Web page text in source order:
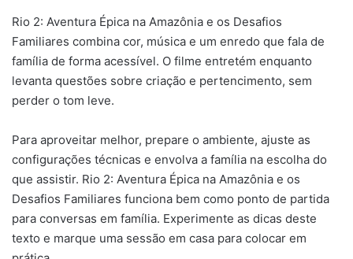
Rio 2: Aventura Épica na Amazônia e os Desafios
Familiares combina cor, música e um enredo que fala de
família de forma acessível. O filme entretém enquanto
levanta questões sobre criação e pertencimento, sem
perder o tom leve.
Para aproveitar melhor, prepare o ambiente, ajuste as
configurações técnicas e envolva a família na escolha do
que assistir. Rio 2: Aventura Épica na Amazônia e os
Desafios Familiares funciona bem como ponto de partida
para conversas em família. Experimente as dicas deste
texto e marque uma sessão em casa para colocar em